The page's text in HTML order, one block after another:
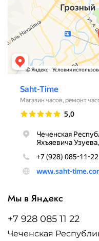
Мы в Яндекс
+7 928 085 11 22
Чеченская